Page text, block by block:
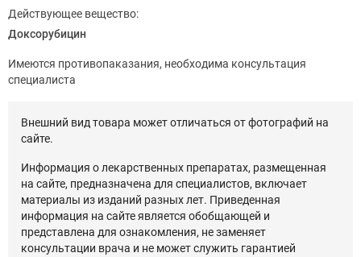
Действующее вещество:
Доксорубицин
Имеются противопаказания, необходима консультация
специалиста
Внешний вид товара может отличаться от фотографий на
сайте.
Информация о лекарственных препаратах, размещенная
на сайте, предназначена для специалистов, включает
материалы из изданий разных лет. Приведенная
информация на сайте является обобщающей и
представлена для ознакомления, не заменяет
консультации врача и не может служить гарантией